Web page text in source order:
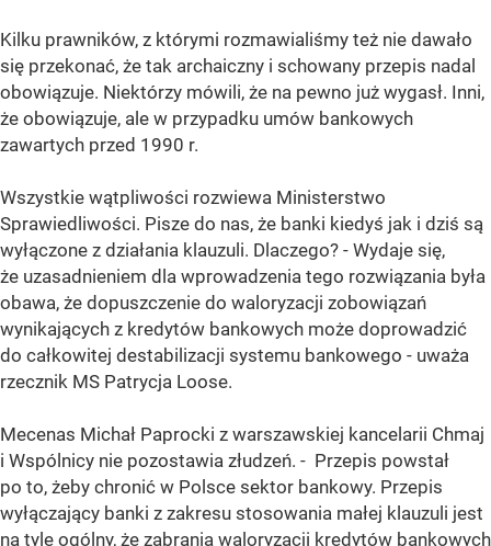
Kilku prawników, z którymi rozmawialiśmy też nie dawało
się przekonać, że tak archaiczny i schowany przepis nadal
obowiązuje. Niektórzy mówili, że na pewno już wygasł. Inni,
że obowiązuje, ale w przypadku umów bankowych
zawartych przed 1990 r.
Wszystkie wątpliwości rozwiewa Ministerstwo
Sprawiedliwości. Pisze do nas, że banki kiedyś jak i dziś są
wyłączone z działania klauzuli. Dlaczego? - Wydaje się,
że uzasadnieniem dla wprowadzenia tego rozwiązania była
obawa, że dopuszczenie do waloryzacji zobowiązań
wynikających z kredytów bankowych może doprowadzić
do całkowitej destabilizacji systemu bankowego - uważa
rzecznik MS Patrycja Loose.
Mecenas Michał Paprocki z warszawskiej kancelarii Chmaj
i Wspólnicy nie pozostawia złudzeń. - Przepis powstał
po to, żeby chronić w Polsce sektor bankowy. Przepis
wyłączający banki z zakresu stosowania małej klauzuli jest
na tyle ogólny, że zabrania waloryzacji kredytów bankowych